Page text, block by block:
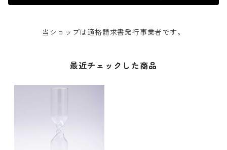
当ショップは適格請求書発行事業者です。
最近チェックした商品